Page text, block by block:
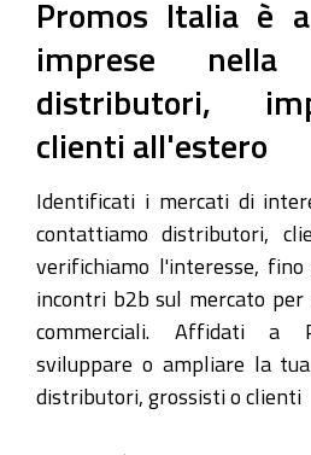
Promos Italia è
imprese
distributori,
clienti all'estero
Identificati i mercati di
contattiamo distributori,
verifichiamo l'interesse, fino
incontri b2b sul mercato
commerciali. Affidati a
sviluppare o ampliare la
distributori, grossisti o clienti